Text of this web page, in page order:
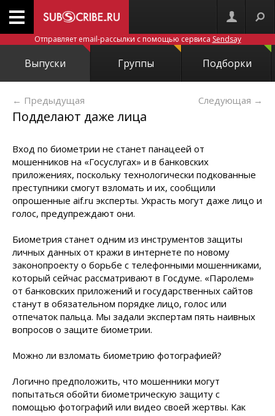
Отправляет email-рассылки с помощью сервиса Sendsay
Выпуски Группы Подборки
← Предыдущая Следующая →
Подделают даже лица
Вход по биометрии не станет панацеей от
мошенников на «Госуслугах» и в банковских
приложениях, поскольку технологически подкованные
преступники смогут взломать и их, сообщили
опрошенные aif.ru эксперты. Украсть могут даже лицо и
голос, предупреждают они.
Биометрия станет одним из инструментов защиты
личных данных от кражи в интернете по новому
законопроекту о борьбе с телефонными мошенниками,
который сейчас рассматривают в Госдуме. «Паролем»
от банковских приложений и государственных сайтов
станут в обязательном порядке лицо, голос или
отпечаток пальца. Мы задали экспертам пять наивных
вопросов о защите биометрии.
Можно ли взломать биометрию фотографией?
Логично предположить, что мошенники могут
попытаться обойти биометрическую защиту с
помощью фотографий или видео своей жертвы. Как